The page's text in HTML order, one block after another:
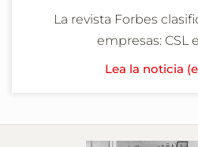
La revista Forbes
empresas: CSL
Lea la noticia